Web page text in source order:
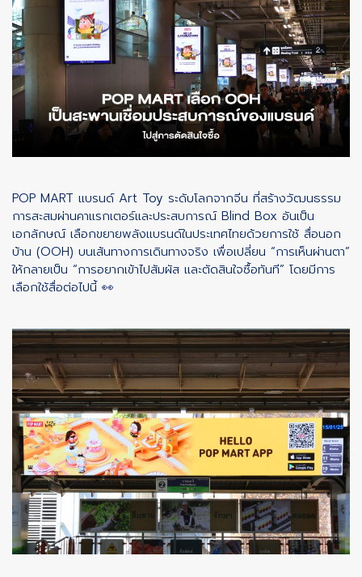
POP MART แบรนด์ Art Toy ระดับโลกจากจีน ที่สร้างวัฒนธรรม
การสะสมผ่านคาแรกเตอร์และประสบการณ์ Blind Box อันเป็น
เอกลักษณ์ เลือกขยายพลังแบรนด์ในประเทศไทยด้วยการใช้ สื่อนอก
บ้าน (OOH) บนเส้นทางการเดินทางจริง เพื่อเปลี่ยน “การเห็นผ่านตา”
ให้กลายเป็น “การอยากเข้าไปสัมผัส และตัดสินใจซื้อทันที” โดยมีการ
เลือกใช้สื่อต่อไปนี้ 👀